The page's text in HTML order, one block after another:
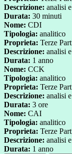
Descrizione: analisi
Durata: 30 minuti
Nome: CDI
Tipologia: analitico
Proprieta: Terze
Descrizione: analisi
Durata: 1 anno
Nome: CCK
Tipologia: analitico
Proprieta: Terze
Descrizione: analisi
Durata: 3 ore
Nome: CAI
Tipologia: analitico
Proprieta: Terze
Descrizione: analisi
Durata: 1 anno